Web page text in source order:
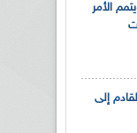
الأمر
إلى